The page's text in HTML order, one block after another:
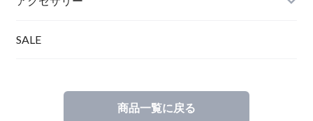
SALE
商品一覧に戻る